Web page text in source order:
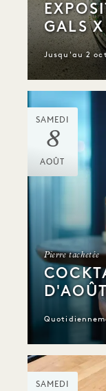
GALS
Jusqu'au 2
SAMEDI
8
AOÛT
Pierre tachetée
SAMEDI